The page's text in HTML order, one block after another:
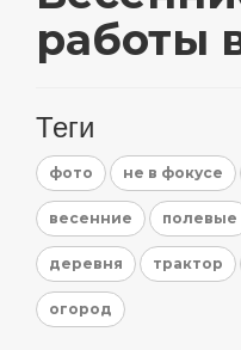
работы
Теги
фото не в фокусе
весенние полевые
деревня трактор
огород